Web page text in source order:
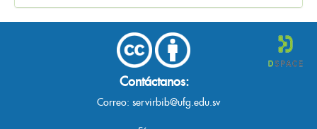
Contáctanos:
Correo: servirbib@ufg.edu.sv